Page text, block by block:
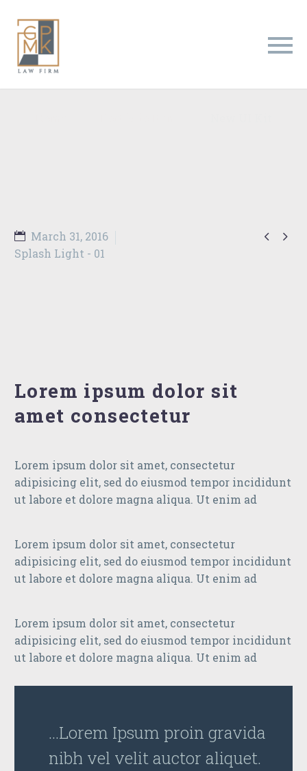
 
March 31, 2016
Splash Light - 01
Lorem ipsum dolor sit
amet consectetur
Lorem ipsum dolor sit amet, consectetur
adipisicing elit, sed do eiusmod tempor incididunt
ut labore et dolore magna aliqua. Ut enim ad
Lorem ipsum dolor sit amet, consectetur
adipisicing elit, sed do eiusmod tempor incididunt
ut labore et dolore magna aliqua. Ut enim ad
Lorem ipsum dolor sit amet, consectetur
adipisicing elit, sed do eiusmod tempor incididunt
ut labore et dolore magna aliqua. Ut enim ad
…Lorem Ipsum proin gravida
nibh vel velit auctor aliquet.